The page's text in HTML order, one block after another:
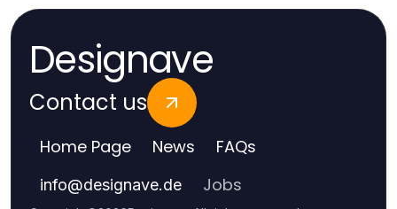
Designave
Contact us
Home Page News FAQs
info@designave.de Jobs